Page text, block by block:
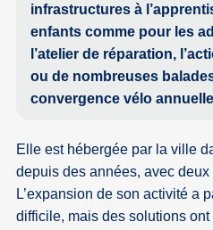
infrastructures à
enfants comme pour les
l’atelier de réparation,
ou de nombreuses
convergence vélo
Elle est hébergée par la ville
depuis des années, avec
L’expansion de son activité a
difficile, mais des solutions